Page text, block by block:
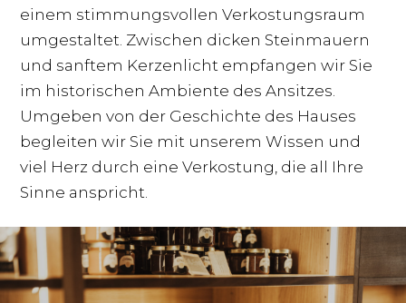
einem stimmungsvollen Verkostungsraum
umgestaltet. Zwischen dicken Steinmauern
und sanftem Kerzenlicht empfangen wir Sie
im historischen Ambiente des Ansitzes.
Umgeben von der Geschichte des Hauses
begleiten wir Sie mit unserem Wissen und
viel Herz durch eine Verkostung, die all Ihre
Sinne anspricht.